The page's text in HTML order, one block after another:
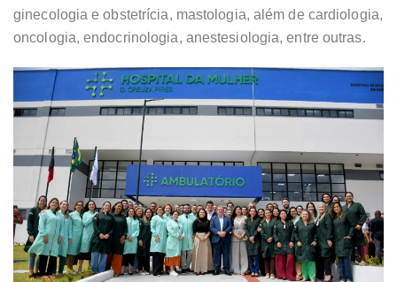
ginecologia e obstetrícia, mastologia, além de cardiologia,
oncologia, endocrinologia, anestesiologia, entre outras.